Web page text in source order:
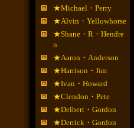
★Michael・Perry
★Alvin・Yellowhorse
★Shane・R・Hendre
n
★Aaron・Anderson
★Harrison・Jim
★Ivan・Howard
★Clendon・Pete
★Delbert・Gordon
★Derrick・Gordon